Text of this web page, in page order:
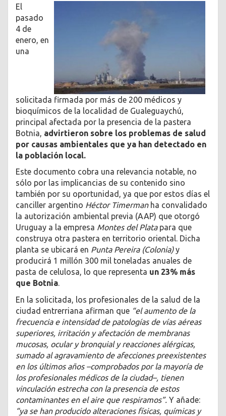
El
pasado
4 de
enero, en
una
solicitada firmada por más de 200 médicos y
bioquímicos de la localidad de Gualeguaychú,
principal afectada por la presencia de la pastera
Botnia, advirtieron sobre los problemas de salud
por causas ambientales que ya han detectado en
la población local.
Este documento cobra una relevancia notable, no
sólo por las implicancias de su contenido sino
también por su oportunidad, ya que por estos días el
canciller argentino Héctor Timermanha convalidado
la autorización ambiental previa (AAP) que otorgó
Uruguay a la empresa Montes del Platapara que
construya otra pastera en territorio oriental. Dicha
planta se ubicará en Punta Pereira (Colonia)y
producirá 1 millón 300 mil toneladas anuales de
pasta de celulosa, lo que representa un 23% más
que Botnia.
En la solicitada, los profesionales de la salud de la
ciudad entrerriana afirman que “el aumento de la
frecuencia e intensidad de patologías de vías aéreas
superiores, irritación y afectación de membranas
mucosas, ocular y bronquial y reacciones alérgicas,
sumado al agravamiento de afecciones preexistentes
en los últimos años –comprobados por la mayoría de
los profesionales médicos de la ciudad–, tienen
vinculación estrecha con la presencia de estos
contaminantes en el aire que respiramos”. Y añade:
“ya se han producido alteraciones físicas, químicas y